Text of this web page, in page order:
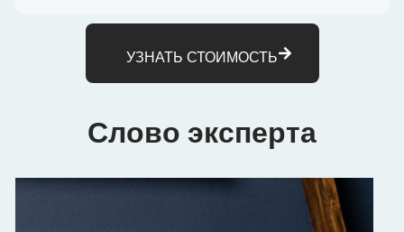
УЗНАТЬ СТОИМОСТЬ
Слово эксперта